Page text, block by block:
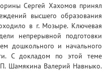
Сергей Хахомов принял
высшего образования
в г. Мозыре. Ключевая
непрерывной подготовки
дошкольного и начального
С докладом по этой теме
Шамякина Валерий Навныко.